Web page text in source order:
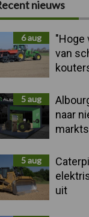
nieuws
6 aug
"Hoge
van
5 aug
naar
5 aug
uit